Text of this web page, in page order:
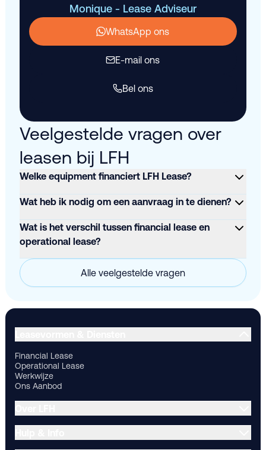
Monique - Lease Adviseur
WhatsApp ons
E-mail ons
Bel ons
Veelgestelde vragen over
leasen bij LFH
Welke equipment financiert LFH Lease?
Wat heb ik nodig om een aanvraag in te dienen?
Wat is het verschil tussen financial lease en
operational lease?
Alle veelgestelde vragen
Financial Lease
Operational Lease
Werkwijze
Ons Aanbod